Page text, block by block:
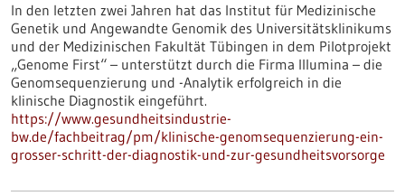
In den letzten zwei Jahren hat das Institut für Medizinische
Genetik und Angewandte Genomik des Universitätsklinikums
und der Medizinischen Fakultät Tübingen in dem Pilotprojekt
„Genome First“ – unterstützt durch die Firma Illumina – die
Genomsequenzierung und -Analytik erfolgreich in die
klinische Diagnostik eingeführt.
https://www.gesundheitsindustrie-
bw.de/fachbeitrag/pm/klinische-genomsequenzierung-ein-
grosser-schritt-der-diagnostik-und-zur-gesundheitsvorsorge